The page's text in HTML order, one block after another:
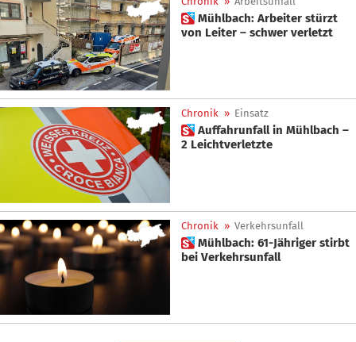
 Mühlbach: Arbeiter stürzt
von Leiter – schwer verletzt
Chronik » Einsatz
 Auffahrunfall in Mühlbach –
2 Leichtverletzte
Chronik » Verkehrsunfall
 Mühlbach: 61-Jähriger stirbt
bei Verkehrsunfall